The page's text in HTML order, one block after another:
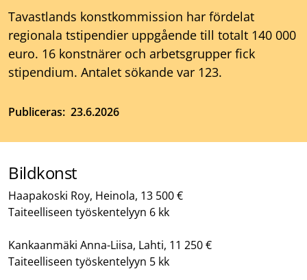
Tavastlands konstkommission har fördelat
regionala tstipendier uppgående till totalt 140 000
euro. 16 konstnärer och arbetsgrupper fick
stipendium. Antalet sökande var 123.
Publiceras 23.6.2026
Bildkonst
Haapakoski Roy, Heinola, 13 500 €
Taiteelliseen työskentelyyn 6 kk
Kankaanmäki Anna-Liisa, Lahti, 11 250 €
Taiteelliseen työskentelyyn 5 kk